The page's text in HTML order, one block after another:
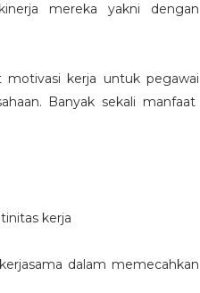
mereka yakni dengan
motivasi kerja untuk pegawai
Banyak sekali manfaat
kerja
dalam memecahkan